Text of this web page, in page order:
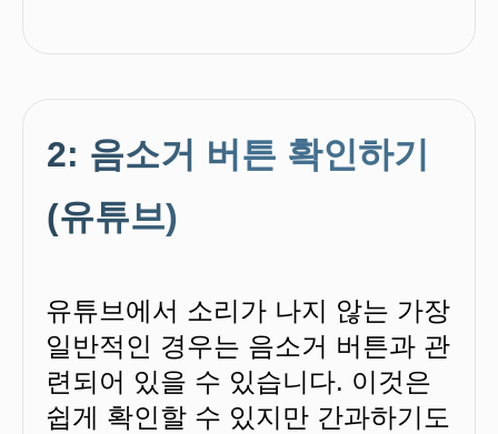
2: 음소거 버튼 확인하기
(유튜브)
유튜브에서 소리가 나지 않는 가장
일반적인 경우는 음소거 버튼과 관
련되어 있을 수 있습니다. 이것은
쉽게 확인할 수 있지만 간과하기도